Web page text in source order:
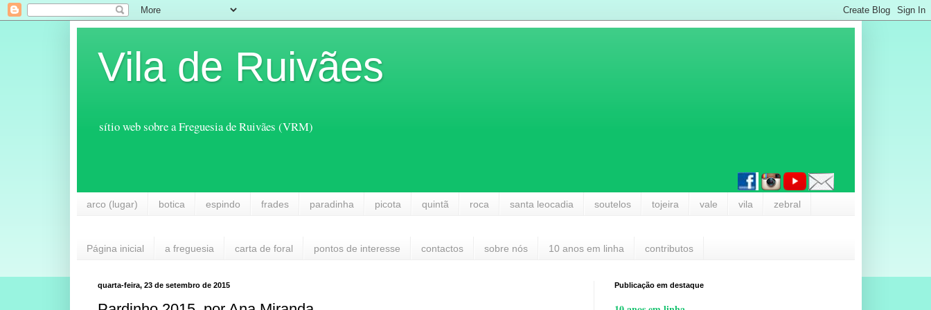
Vila de Ruivães
sítio web sobre a Freguesia de Ruivães (VRM)
arco (lugar) botica espindo frades paradinha picota quintã roca santa leocadia soutelos tojeira vale vila zebral
Página inicial a freguesia carta de foral pontos de interesse contactos sobre nós 10 anos em linha contributos
quarta-feira, 23 de setembro de 2015 Publicação em destaque